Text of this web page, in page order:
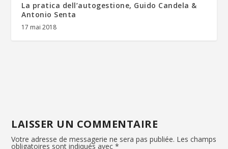
La pratica dell’autogestione, Guido Candela &
Antonio Senta
17 mai 2018
LAISSER UN COMMENTAIRE
Votre adresse de messagerie ne sera pas publiée. Les champs
obligatoires sont indiqués avec*